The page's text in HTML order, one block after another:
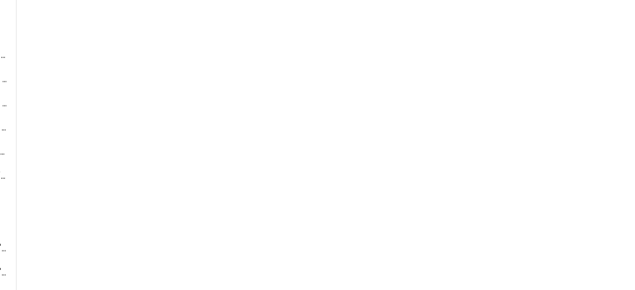
Contribution personnelle et mobilière. Rôle de l'an VIII, 1ere et 2° section
Contribution personnelle et mobilière. Rôle de l'an VIII, 3° et 4° section
Contribution personnelle et mobilière. Rôle de l'an VIII, 5° et 6° section
Contribution personnelle et mobilière. Rôle de l'an VIII, 7° et 8° section
Contribution des portes et fenêtres. Rôle de l'an VIII, 1ere et 4° section
Contribution des portes et fenêtres. Rôle de l'an VIII, 5° et 8° section
Contribution personnelle, mobilière et somptuaire. Rôle de l'an IX, 1ere à 4° section
Contribution personnelle, mobilière et somptuaire. Rôle de l'an IX, 5° à 8° section